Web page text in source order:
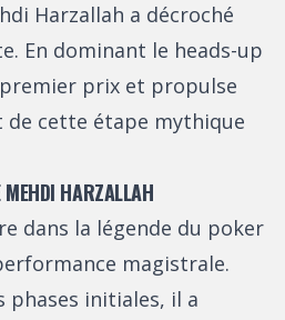
Harzallah a décroché
En dominant le heads-up
prix et propulse
de cette étape mythique
MEHDI HARZALLAH
dans la légende du poker
magistrale.
phases initiales, il a